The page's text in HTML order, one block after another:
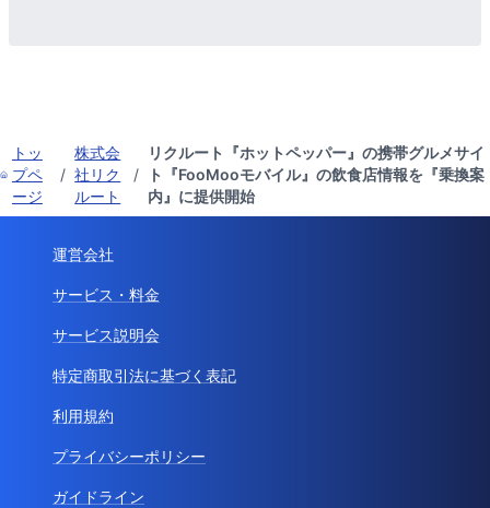
トッ
プペ
ージ
/
株式会
社リク
ルート
/
リクルート『ホットペッパー』の携帯グルメサイ
ト『FooMooモバイル』の飲食店情報を『乗換案
内』に提供開始
運営会社
サービス・料金
サービス説明会
特定商取引法に基づく表記
利用規約
プライバシーポリシー
ガイドライン